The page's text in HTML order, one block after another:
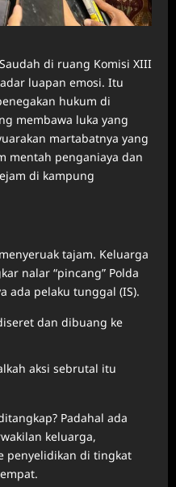
di ruang Komisi XIII
luapan emosi. Itu
hukum di
membawa luka yang
martabatnya yang
mentah penganiaya dan
di kampung
tajam. Keluarga
nalar “pincang” Polda
ada pelaku tunggal (IS).
dan dibuang ke
aksi sebrutal itu
Padahal ada
keluarga,
penyelidikan di tingkat